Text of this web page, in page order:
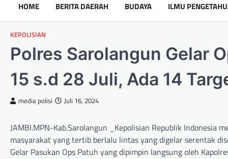
HOME BERITA DAERAH BUDAYA ILMU
KEPOLISIAN
Polres Sarolangun Gelar
15 s.d 28 Juli, Ada 14
media polisi Juli 16, 2024
JAMBI.MPN-Kab.Sarolangun _Kepolisian Republik Indonesia
masyarakat yang tertib berlalu lintas yang digelar serentak
Gelar Pasukan Ops Patuh yang dipimpin langsung oleh